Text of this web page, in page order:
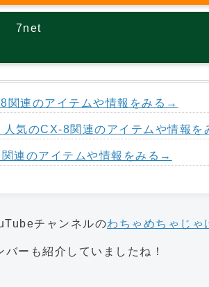
7net
関連のアイテムや情報をみる→
気のCX-8関連のアイテムや情報を
連のアイテムや情報をみる→
チャンネルのわちゃめちゃじゃ
ーも紹介していましたね！